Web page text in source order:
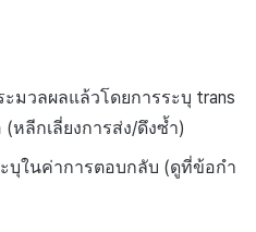
มวลผลแล้วโดยการระบุ trans
หลีกเลี่ยงการส่ง/ดึงซ้ำ)
ในค่าการตอบกลับ (ดูที่ข้อกำ